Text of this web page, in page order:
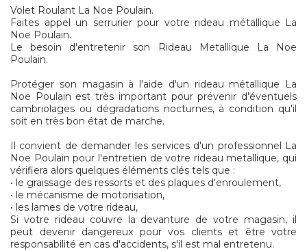
Volet Roulant La Noe Poulain.
Faites appel un serrurier pour votre rideau métallique La
Noe Poulain.
Le besoin d'entretenir son Rideau Metallique La Noe
Poulain.
Protéger son magasin à l'aide d'un rideau métallique La
Noe Poulain est très important pour prévenir d'éventuels
cambriolages ou dégradations nocturnes, à condition qu'il
soit en très bon état de marche.
Il convient de demander les services d'un professionnel La
Noe Poulain pour l'entretien de votre rideau metallique, qui
vérifiera alors quelques éléments clés tels que :
• le graissage des ressorts et des plaques d'enroulement,
• le mécanisme de motorisation,
• les lames de votre rideau,
Si votre rideau couvre la devanture de votre magasin, il
peut devenir dangereux pour vos clients et être votre
responsabilité en cas d'accidents, s'il est mal entretenu.